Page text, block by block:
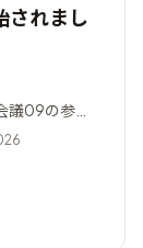
されまし
09の参加